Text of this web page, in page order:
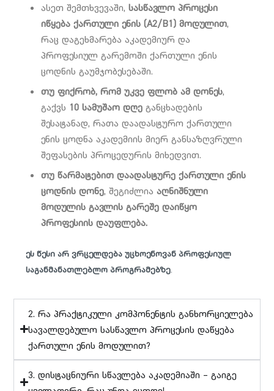
ასეთ შემთხვევაში, სასწავლო პროცესი
იწყება ქართული ენის (A2/B1) მოდულით,
რაც დაგეხმარება აკადემიურ და
პროფესიულ გარემოში ქართული ენის
ცოდნის გაუმჯობესებაში.
თუ ფიქრობ, რომ უკვე ფლობ ამ დონეს,
გაქვს 10 სამუშაო დღე განცხადების
შესატანად, რათა დაადასტურო ქართული
ენის ცოდნა აკადემიის მიერ განსაზღვრული
შეფასების პროცედურის მიხედვით.
თუ წარმატებით დაადასტურე ქართული ენის
ცოდნის დონე, შეგიძლია აღნიშნული
მოდულის გავლის გარეშე დაიწყო
პროფესიის დაუფლება.
ეს წესი არ ვრცელდება უცხოენოვან პროფესიულ
საგანმანათლებლო პროგრამებზე.
2. რა პრაქტიკული კომპონენტის განხორციელება
სავალდებულო სასწავლო პროცესის დაწყება
ქართული ენის მოდულით?
3. დისტაცნიური სწავლება აკადემიაში – გაიგე